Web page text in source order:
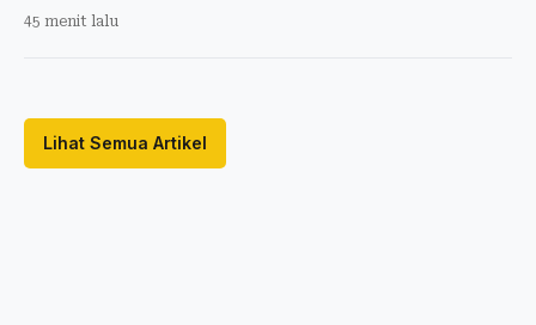
45 menit lalu
Lihat Semua Artikel